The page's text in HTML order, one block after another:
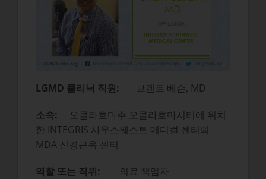
LGMD 클리닉 직원: 브렌트 베슨, MD
소속:
오클라호마주 오클라호마시티에 위치
한 INTEGRIS 사우스웨스트 메디컬 센터의
MDA 신경근육 센터
역할 또는 직위: 의료 책임자